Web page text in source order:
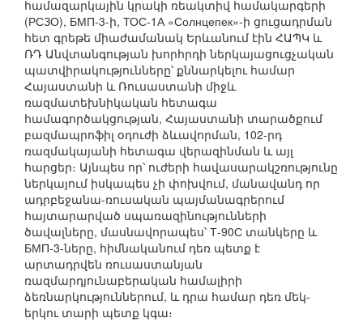
համազարկային կրակի ռեակտիվ համակարգերի
(РСЗО), БМП-3-ի, ТОС-1А «Солнцепек»-ի ցուցադրման
հետ գրեթե միաժամանակ Երևանում էին ՀԱՊԿ և
ՌԴ Անվտանգության խորհրդի ներկայացուցչական
պատվիրակությունները՝ քննարկելու համար
Հայաստանի և Ռուսաստանի միջև
ռազմատեխնիկական հետագա
համագործակցության, Հայաստանի տարածքում
բազմապրոֆիլ օդուժի ձևավորման, 102-րդ
ռազմակայանի հետագա վերազինման և այլ
հարցեր։ Այնպես որ՝ ուժերի հավասարակշռությունը
ներկայում իսկապես չի փոխվում, մանավանդ որ
ադրբեջանա-ռուսական պայմանագրերում
հայտարարված սպառազինությունների
ծավալները, մասնավորապես՝ Т-90С տանկերը և
БМП-3-ները, հիմնականում դեռ պետք է
արտադրվեն ռուսաստանյան
ռազմարդյունաբերական համալիրի
ձեռնարկություններում, և դրա համար դեռ մեկ-
երկու տարի պետք կգա։